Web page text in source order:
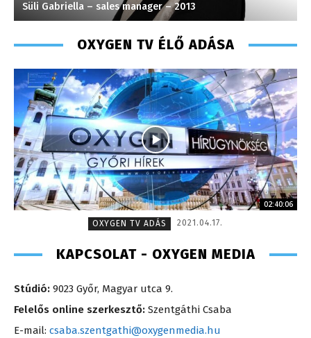
Torma Anikó – irodavezető – 2008
OXYGEN TV ÉLŐ ADÁSA
02:40:06
OXYGEN TV ADÁS
2021.04.17.
KAPCSOLAT - OXYGEN MEDIA
Stúdió: 9023 Győr, Magyar utca 9.
Felelős online szerkesztő: Szentgáthi Csaba
E-mail: csaba.szentgathi@oxygenmedia.hu